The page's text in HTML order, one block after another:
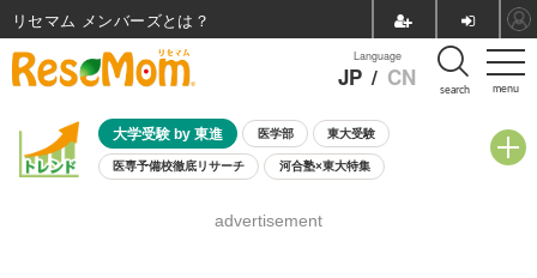
menu
Language
JP / CN search
大学受験 by 東進 医学部 東大受験
医専予備校徹底リサーチ 河合塾×東大特集
8月開催学校説明会・相談会
advertisement
リセマム メンバーズ